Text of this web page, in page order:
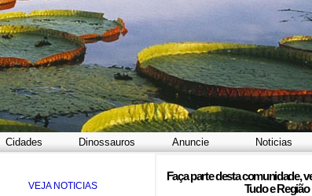
Cidades Dinossauros Anuncie Noticias
VEJA NOTICIAS
Faça parte desta comunidade,
Tudo e Região